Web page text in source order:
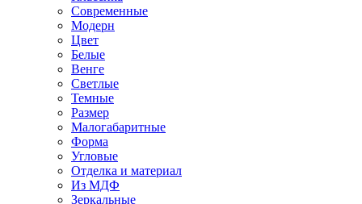
Современные
Модерн
Цвет
Белые
Венге
Светлые
Темные
Размер
Малогабаритные
Форма
Угловые
Отделка и материал
Из МДФ
Зеркальные